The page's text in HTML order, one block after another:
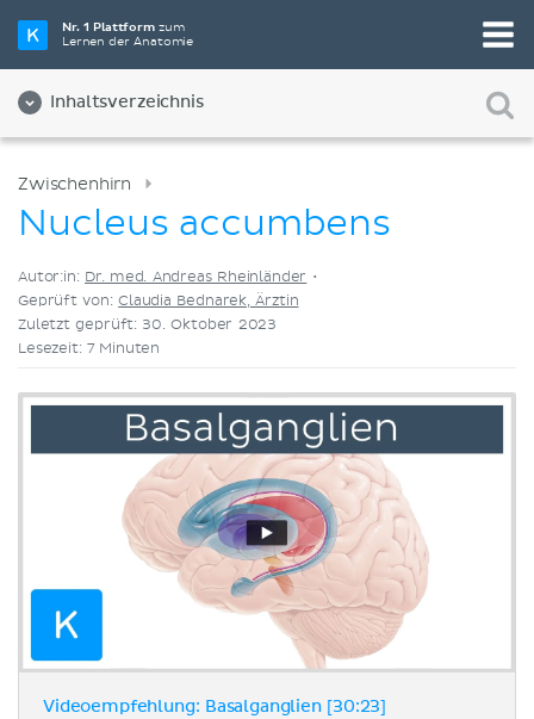
Nr. 1 Plattformzum
Lernen der Anatomie
Inhaltsverzeichnis
Wähle die beste Lernmethode für dich
Videos
Zwischenhirn
Nucleus accumbens
Autor:in: Dr. med. Andreas Rheinländer •
Geprüft von:Claudia Bednarek, Ärztin
Zuletzt geprüft: 30. Oktober 2023
Lesezeit: 7 Minuten
Videoempfehlung: Basalganglien [30:23]